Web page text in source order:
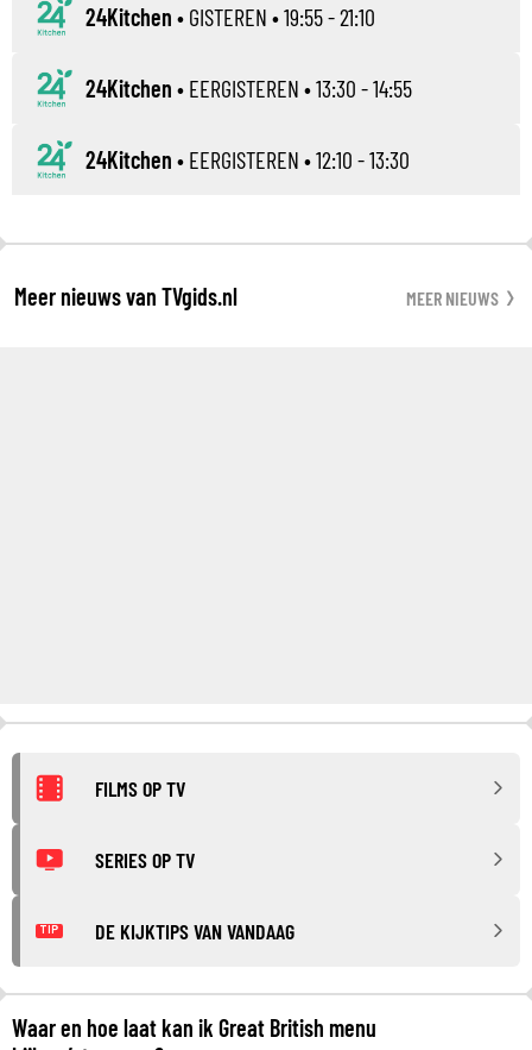
24Kitchen • GISTEREN • 19:55 - 21:10
24Kitchen • EERGISTEREN • 13:30 - 14:55
24Kitchen • EERGISTEREN • 12:10 - 13:30
Meer nieuws van TVgids.nl MEER NIEUWS
FILMS OP TV
SERIES OP TV
TIP DE KIJKTIPS VAN VANDAAG
Waar en hoe laat kan ik Great British menu